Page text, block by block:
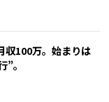
収100万。始まりは
。